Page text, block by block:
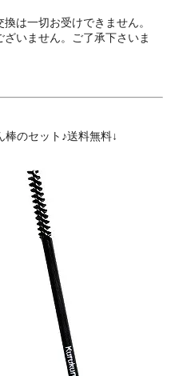
は一切お受けできません。
いません。ご了承下さいま
のセット♪送料無料↓